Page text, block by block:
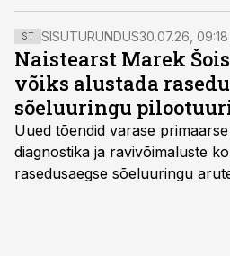
ST SISUTURUNDUS30.07.26, 09:18
Naistearst Marek
võiks alustada
sõeluuringu
Uued tõendid varase
diagnostika ja ravivõimaluste
rasedusaegse sõeluuringu